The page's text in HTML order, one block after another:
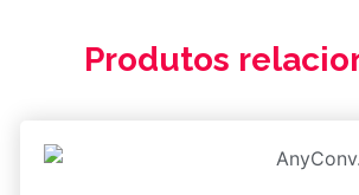
Produtos